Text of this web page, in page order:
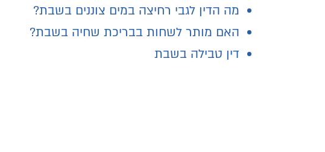
מה הדין לגבי רחיצה במים צוננים בשבת?
האם מותר לשחות בבריכת שחיה בשבת?
דין טבילה בשבת